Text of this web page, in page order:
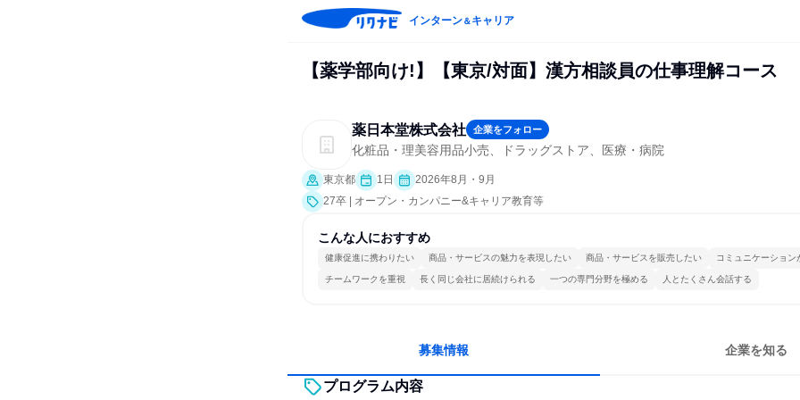
インターン＆キャリア
【薬学部向け!】【東京/対面】漢方相談員の仕事理解コース
薬日本堂株式会社 企業をフォロー
化粧品・理美容用品小売、ドラッグストア、医療・病院
東京都 1日
2026年8月・9月
27卒 | オープン・カンパニー&キャリア教育等
こんな人におすすめ
健康促進に携わりたい 商品・サービスの魅力を表現したい 商品・サービスを販売したい コミュニケーション
チームワークを重視 長く同じ会社に居続けられる 一つの専門分野を極める 人とたくさん会話する
募集情報 企業を知る
プログラム内容